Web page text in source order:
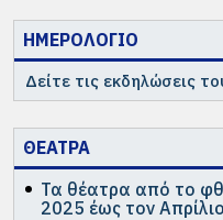
ΗΜΕΡΟΛΟΓΙΟ
Δείτε τις εκδηλώσεις
ΘΕΑΤΡΑ
Τα θέατρα από το
2025 έως τον